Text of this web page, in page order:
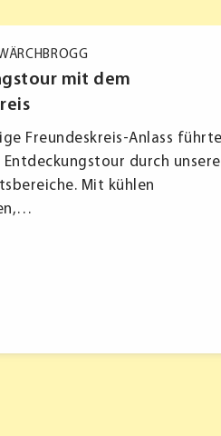
mit dem
Freundeskreis-Anlass führte
Entdeckungstour durch unsere
Mit kühlen